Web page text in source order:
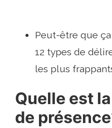
Peut-être que ça
12 types de
les plus
Quelle est
de